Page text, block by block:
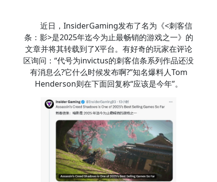
近日，InsiderGaming发布了名为《<刺客信
条：影>是2025年迄今为止最畅销的游戏之一》的
文章并将其转载到了X平台。有好奇的玩家在评论
区询问：“代号为invictus的刺客信条系列作品还没
有消息么?它什么时候发布啊?”知名爆料人Tom
Henderson则在下面回复称“应该是今年”。